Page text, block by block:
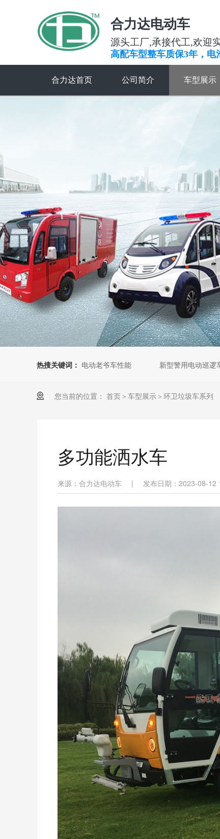
合力达电动车
源头工厂,承接代工,欢迎
高配车型整车质保3年，
合力达首页 公司简介 车型展示
热搜关键词： 电动老爷车性能 新型警用电动巡逻
您当前的位置： 首页＞ 车型展示＞ 环卫垃圾车系列
多功能洒水车
来源：合力达电动车 | 发布日期：2023-08-12